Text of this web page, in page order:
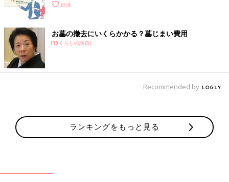
妊活
お墓の撤去にいくらかかる？墓じまい費用
PR(くらしの話題)
Recommended by
ランキングをもっと見る